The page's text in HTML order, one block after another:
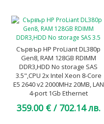
Сървър HP ProLiant DL380p
Gen8, RAM 128GB RDIMM
DDR3,HDD No storage SAS
3.5",CPU 2x Intel Xeon 8-Core
E5 2640 v2 2000MHz 20MB, LAN
4-port 1Gb Ethernet
клас
359.00 € / 702.14 лв.